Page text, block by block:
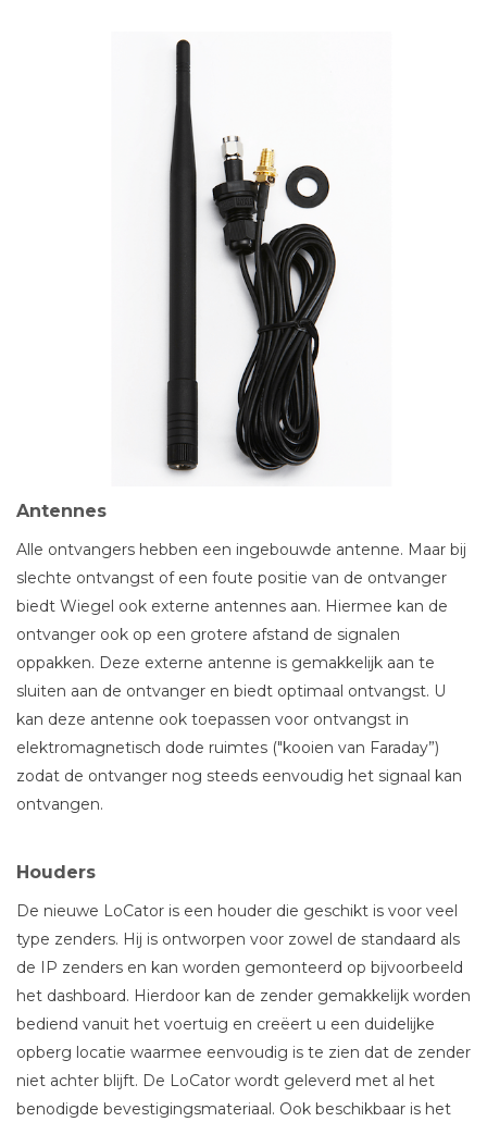
Antennes
Alle ontvangers hebben een ingebouwde antenne. Maar bij
slechte ontvangst of een foute positie van de ontvanger
biedt Wiegel ook externe antennes aan. Hiermee kan de
ontvanger ook op een grotere afstand de signalen
oppakken. Deze externe antenne is gemakkelijk aan te
sluiten aan de ontvanger en biedt optimaal ontvangst. U
kan deze antenne ook toepassen voor ontvangst in
elektromagnetisch dode ruimtes ("kooien van Faraday”)
zodat de ontvanger nog steeds eenvoudig het signaal kan
ontvangen.
Houders
De nieuwe LoCator is een houder die geschikt is voor veel
type zenders. Hij is ontworpen voor zowel de standaard als
de IP zenders en kan worden gemonteerd op bijvoorbeeld
het dashboard. Hierdoor kan de zender gemakkelijk worden
bediend vanuit het voertuig en creëert u een duidelijke
opberg locatie waarmee eenvoudig is te zien dat de zender
niet achter blijft. De LoCator wordt geleverd met al het
benodigde bevestigingsmateriaal. Ook beschikbaar is het